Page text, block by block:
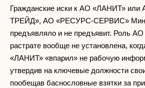
Гражданские иски к АО «ЛАНИТ»
ТРЕЙД», АО «РЕСУРС-СЕРВИС»
предъявляло и не предъявит. Роль
растрате вообще не установлена,
«ЛАНИТ» «впарил» не рабочую
утвердив на ключевые должности
пообещав баснословные взятки за